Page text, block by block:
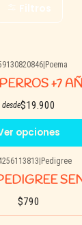
Filtros
|Poema
+7
desde$19.900
opciones
Pedigree
$790